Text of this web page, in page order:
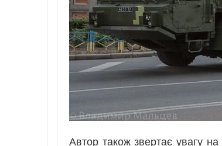
Автор також звертає увагу на